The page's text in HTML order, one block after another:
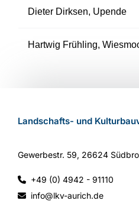
Dieter Dirksen, Upende
Hartwig Frühling,
Landschafts- und
Gewerbestr. 59, 26624
 +49 (0) 4942 - 91110
 info@lkv-aurich.de